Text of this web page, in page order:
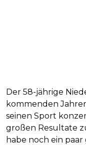
Der 58-jährige
kommenden
seinen Sport
großen Resultate
habe noch ein